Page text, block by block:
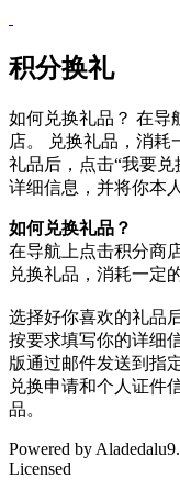
积分换礼
如何兑换礼品？ 在导
店。 兑换礼品，消耗
礼品后，点击“我要
详细信息，并将你本
如何兑换礼品？
在导航上点击积分商
兑换礼品，消耗一定
选择好你喜欢的礼品
按要求填写你的详细
版通过邮件发送到指
兑换申请和个人证件
品。
Powered by
Licensed